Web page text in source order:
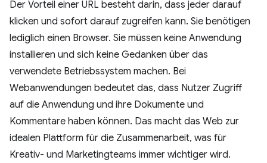
Der Vorteil einer URL besteht darin, dass jeder darauf
klicken und sofort darauf zugreifen kann. Sie benötigen
lediglich einen Browser. Sie müssen keine Anwendung
installieren und sich keine Gedanken über das
verwendete Betriebssystem machen. Bei
Webanwendungen bedeutet das, dass Nutzer Zugriff
auf die Anwendung und ihre Dokumente und
Kommentare haben können. Das macht das Web zur
idealen Plattform für die Zusammenarbeit, was für
Kreativ- und Marketingteams immer wichtiger wird.